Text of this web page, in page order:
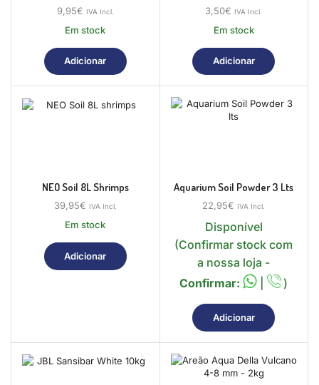
9,95€ IVA Incl.
Em stock
Adicionar
3,50€ IVA Incl.
Em stock
Adicionar
NEO Soil 8L Shrimps
39,95€ IVA Incl.
Em stock
Adicionar
Aquarium Soil Powder 3 Lts
22,95€ IVA Incl.
Disponível
(Confirmar stock com
a nossa loja -
Confirmar:
| )
Adicionar